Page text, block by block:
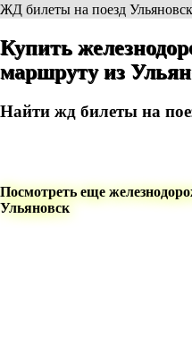
ЖД билеты на поезд
Купить
маршруту из
Найти жд билеты на
Посмотреть еще
Ульяновск